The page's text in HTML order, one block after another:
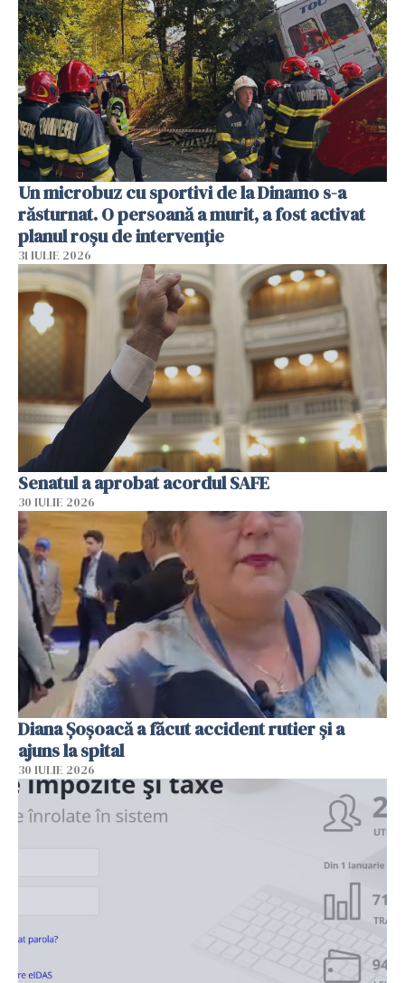
Un microbuz cu sportivi de la Dinamo s-a
răsturnat. O persoană a murit, a fost activat
planul roșu de intervenție
31 IULIE 2026
Senatul a aprobat acordul SAFE
30 IULIE 2026
Diana Șoșoacă a făcut accident rutier și a
ajuns la spital
30 IULIE 2026